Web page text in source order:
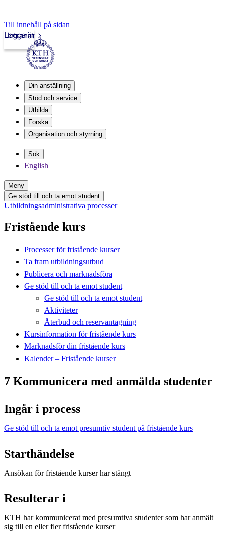
Till innehåll på sidan
Intranät
Logga in
Din anställning
Stöd och service
Utbilda
Forska
Organisation och styrning
Sök
English
Meny
Ge stöd till och ta emot student
Utbildningsadministrativa processer
Fristående kurs
Processer för fristående kurser
Ta fram utbildningsutbud
Publicera och marknadsföra
Ge stöd till och ta emot student
Ge stöd till och ta emot student
Aktiviteter
Återbud och reservantagning
Kursinformation för fristående kurs
Marknadsför din fristående kurs
Kalender – Fristående kurser
7 Kommunicera med anmälda studenter
Ingår i process
Ge stöd till och ta emot presumtiv student på fristående kurs
Starthändelse
Ansökan för fristående kurser har stängt
Resulterar i
KTH har kommunicerat med presumtiva studenter som har anmält
sig till en eller fler fristående kurser